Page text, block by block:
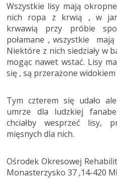
Wszystkie lisy mają
nich ropa z krwią , w
krwawią przy próbie
połamane , wszystkie
Niektóre z nich siedziały w
mogąc nawet wstać. Lisy
się , są przerażone widokiem
Tym czterem się udało
umrze dla ludzkiej
chciałby wesprzeć lisy,
mięsnych dla nich.
Ośrodek Okresowej
Monasterzysko 37 ,14-420